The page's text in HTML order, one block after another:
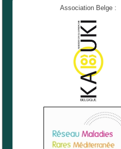
Association Belge :